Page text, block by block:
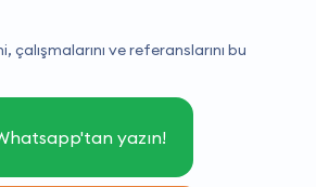
çalışmalarını ve referanslarını bu
yazın!